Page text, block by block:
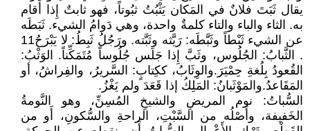
يقال ثَبَتَ فلانٌ في المَكان يَثْبُتُ ثبُوتاً، فهو ثابتٌ إِذا أَقام
به. الثاء والباء والتاء كلمةٌ واحدة، وهي دَوامُ الشيء. ثَبَطَه
عن الشيء ثَبْطاً وثَبَّطَه: رَيَّثه وثَبَّته. ورَجُلُ ثَبِطُ: لا يَبْرَحُ11
. الثَّبابُ: الجُلُوس، وثَبَّ إِذا جَلَس جُلُوساً مُتَمَكِّناً. الوَثْبُ:
القُعودُ بِلُغةِ حِمْيَرَ.والوِثَابُ، ككِتابٍ: السَّريرُ، والفِراشُ، أو
المَقَاعدُ.والمَوْثَبانُ: المَلِكُ إذا قَعَدَ ولم يَغْزُ.
السُّباتُ: نوم المريضِ والشيخِ المُسِنِّ، وهو النَّومةُ
الخَفيفة، وأَصْلُه من السَّبْتِ، الراحةِ والسُّكونِ، أَو من